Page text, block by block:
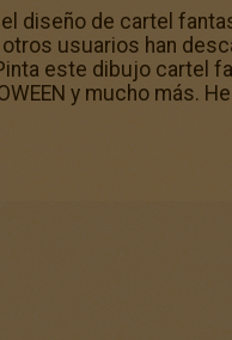
diseño de cartel
usuarios han
Pinta este dibujo cartel
y mucho más.